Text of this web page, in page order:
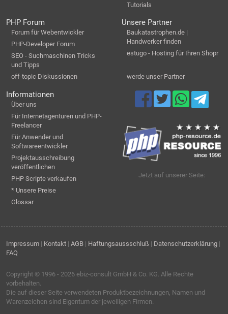
Tutorials
PHP Forum
Forum für Webentwickler
PHP-Developer Forum
SEO - Suchmaschinen Tricks
und Tipps
off-topic Diskussionen
Unsere Partner
Baukatastrophen.de |
Handwerker finden
estugo - Hosting für Ihren Shopr
werde unser Partner
Informationen
Über uns
Für Internetagenturen und PHP-
Freelancer
Für Anwender und
Softwareentwickler
Projektausschreibung
veröffentlichen
PHP Scripte verkaufen
* Unsere Preise
Glossar
Jetzt auf unserer Seite:
Impressum | Kontakt | AGB | Haftungsaussschluß | Datenschutzerklärung |
FAQ
Copyright © 1996 - 2026 ebiz-consult GmbH & Co. KG. Alle Rechte
vorbehalten.
Die auf dieser Seite verwendeten Produktbezeichnungen, Namen und
Warenzeichen sind Eigentum der jeweiligen Firmen.